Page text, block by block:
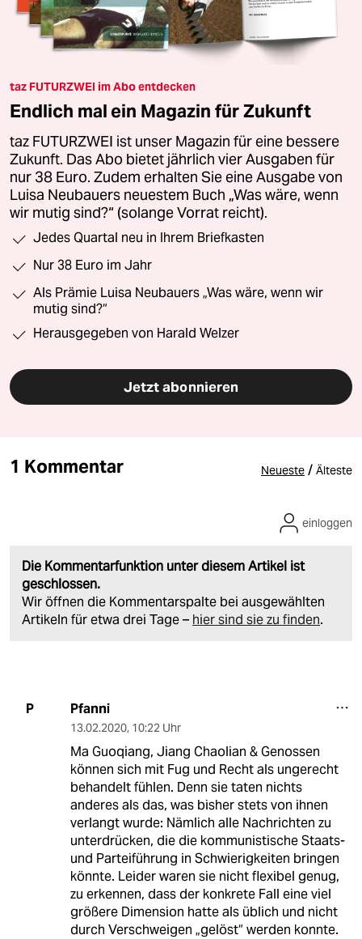
taz FUTURZWEI im Abo entdecken
Endlich mal ein Magazin für Zukunft
taz FUTURZWEI ist unser Magazin für eine bessere
Zukunft. Das Abo bietet jährlich vier Ausgaben für
nur 38 Euro. Zudem erhalten Sie eine Ausgabe von
Luisa Neubauers neuestem Buch „Was wäre, wenn
wir mutig sind?“ (solange Vorrat reicht).
Jedes Quartal neu in Ihrem Briefkasten
Nur 38 Euro im Jahr
Als Prämie Luisa Neubauers „Was wäre, wenn wir
mutig sind?“
Herausgegeben von Harald Welzer
Jetzt abonnieren
1 Kommentar Neueste / Älteste
Die Kommentarfunktion unter diesem Artikel ist
geschlossen.
Wir öffnen die Kommentarspalte bei ausgewählten
Artikeln für etwa drei Tage – hier sind sie zu finden.
einloggen
P Pfanni
13.02.2020, 10:22 Uhr
Ma Guoqiang, Jiang Chaolian & Genossen
können sich mit Fug und Recht als ungerecht
behandelt fühlen. Denn sie taten nichts
anderes als das, was bisher stets von ihnen
verlangt wurde: Nämlich alle Nachrichten zu
unterdrücken, die die kommunistische Staats-
und Parteiführung in Schwierigkeiten bringen
könnte. Leider waren sie nicht flexibel genug,
zu erkennen, dass der konkrete Fall eine viel
größere Dimension hatte als üblich und nicht
durch Verschweigen „gelöst“ werden konnte.